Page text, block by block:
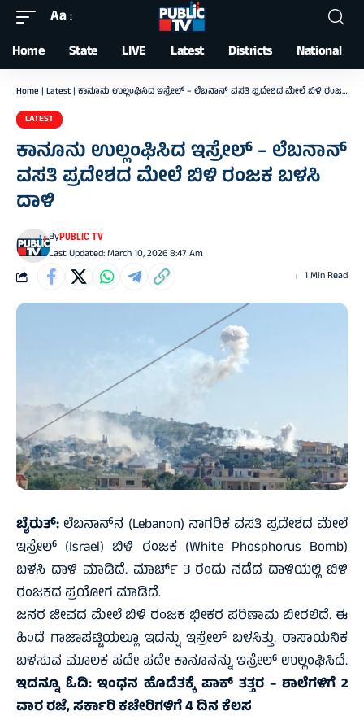
Font
Resizer
Aa
Home State LIVE Latest Districts National
Home | Latest | ಕಾನೂನು ಉಲ್ಲಂಘಿಸಿದ ಇಸ್ರೇಲ್‌ – ಲೆಬನಾನ್‌ ವಸತಿ ಪ್ರದೇಶದ ಮೇಲೆ ಬಿಳಿ ರಂಜಕ ಬಳಸಿ ದಾಳಿ
LATEST
ಕಾನೂನು ಉಲ್ಲಂಘಿಸಿದ ಇಸ್ರೇಲ್‌ – ಲೆಬನಾನ್‌
ವಸತಿ ಪ್ರದೇಶದ ಮೇಲೆ ಬಿಳಿ ರಂಜಕ ಬಳಸಿ
ದಾಳಿ
Last Updated: March 10, 2026 8:47 Am
ByPUBLIC TV
1 Min Read
ಬೈರುತ್‌: ಲೆಬನಾನ್‌ನ (Lebanon) ನಾಗರಿಕ ವಸತಿ ಪ್ರದೇಶದ ಮೇಲೆ
ಇಸ್ರೇಲ್ (Israel) ಬಿಳಿ ರಂಜಕ (White Phosphorus Bomb)
ಬಳಸಿ ದಾಳಿ ಮಾಡಿದೆ. ಮಾರ್ಚ್ 3 ರಂದು ನಡೆದ ದಾಳಿಯಲ್ಲಿ ಬಿಳಿ
ರಂಜಕದ ಪ್ರಯೋಗ ಮಾಡಿದೆ.
ಜನರ ಜೀವದ ಮೇಲೆ ಬಿಳಿ ರಂಜಕ ಭೀಕರ ಪರಿಣಾಮ ಬೀರಲಿದೆ. ಈ
ಹಿಂದೆ ಗಾಜಾಪಟ್ಟಿಯಲ್ಲೂ ಇದನ್ನು ಇಸ್ರೇಲ್ ಬಳಸಿತ್ತು. ರಾಸಾಯನಿಕ
ಬಳಸುವ ಮೂಲಕ ಪದೇ ಪದೇ ಕಾನೂನನ್ನು ಇಸ್ರೇಲ್‌ ಉಲ್ಲಂಘಿಸಿದೆ.
ಇದನ್ನೂ ಓದಿ:ಇಂಧನ ಹೊಡೆತಕ್ಕೆ ಪಾಕ್ ತತ್ತರ – ಶಾಲೆಗಳಿಗೆ 2
ವಾರ ರಜೆ, ಸರ್ಕಾರಿ ಕಚೇರಿಗಳಿಗೆ 4 ದಿನ ಕೆಲಸ